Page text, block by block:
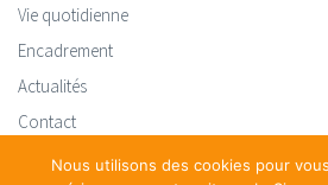
Vie quotidienne
Encadrement
Actualités
Contact
Nous utilisons des cookies pour